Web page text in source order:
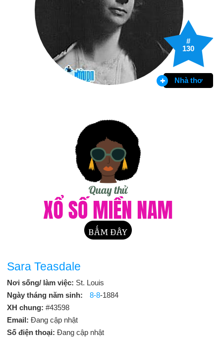
#
130
Nhà thơ
Sara Teasdale
Nơi sống/ làm việc: St. Louis
Ngày tháng năm sinh:
8-8-1884
XH chung: #43598
Email: Đang cập nhật
Số điện thoại: Đang cập nhật